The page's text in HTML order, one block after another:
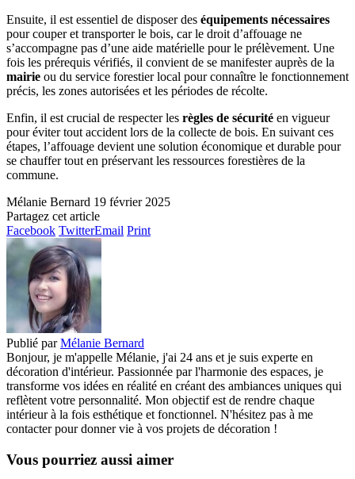
Ensuite, il est essentiel de disposer des équipements nécessaires
pour couper et transporter le bois, car le droit d’affouage ne
s’accompagne pas d’une aide matérielle pour le prélèvement. Une
fois les prérequis vérifiés, il convient de se manifester auprès de la
mairie ou du service forestier local pour connaître le fonctionnement
précis, les zones autorisées et les périodes de récolte.
Enfin, il est crucial de respecter les règles de sécurité en vigueur
pour éviter tout accident lors de la collecte de bois. En suivant ces
étapes, l’affouage devient une solution économique et durable pour
se chauffer tout en préservant les ressources forestières de la
commune.
Mélanie Bernard 19 février 2025
Partagez cet article
Facebook TwitterEmail Print
Publié par Mélanie Bernard
Bonjour, je m'appelle Mélanie, j'ai 24 ans et je suis experte en
décoration d'intérieur. Passionnée par l'harmonie des espaces, je
transforme vos idées en réalité en créant des ambiances uniques qui
reflètent votre personnalité. Mon objectif est de rendre chaque
intérieur à la fois esthétique et fonctionnel. N'hésitez pas à me
contacter pour donner vie à vos projets de décoration !
Vous pourriez aussi aimer